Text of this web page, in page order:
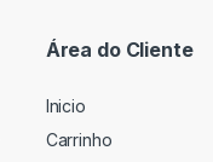
Área do Cliente
Inicio
Carrinho